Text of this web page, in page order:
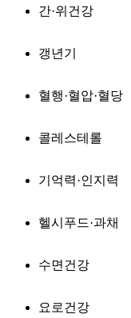
간·위건강
갱년기
혈행·혈압·혈당
콜레스테롤
기억력·인지력
헬시푸드·과채
수면건강
요로건강